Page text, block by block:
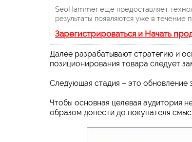
SeoHammer еще предоставляет
результаты появляются уже в течение
Зарегистрироваться и Начать
Далее разрабатывают стратегию и
позиционирования товара следует
Следующая стадия – это обновление
Чтобы основная целевая аудитория
образом донести до покупателя